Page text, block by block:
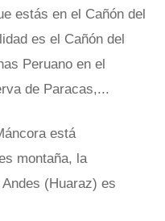
estás en el Cañón del
es el Cañón del
Peruano en el
de Paracas,...
está
montaña, la
(Huaraz) es